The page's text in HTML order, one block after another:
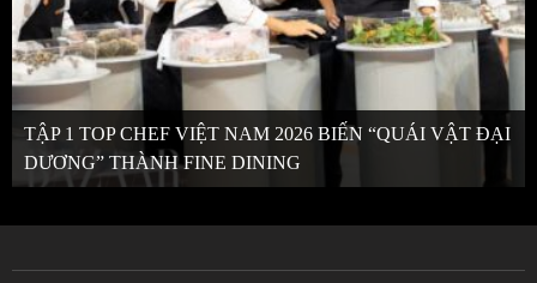
TẬP 1 TOP CHEF VIỆT NAM 2026 BIẾN “QUÁI VẬT ĐẠI
DƯƠNG” THÀNH FINE DINING